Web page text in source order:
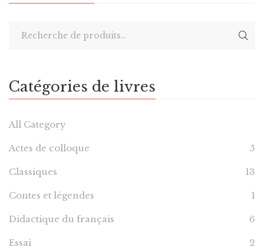
Catégories de livres
All Category
Actes de colloque 5
Classiques 13
Contes et légendes 1
Didactique du français 6
Essai 2